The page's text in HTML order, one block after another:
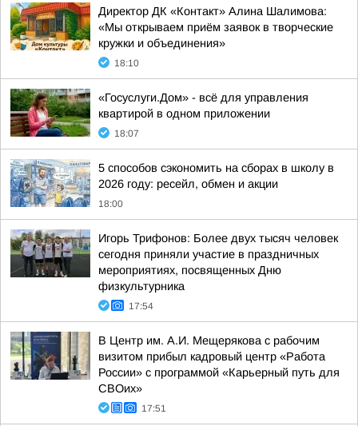
Директор ДК «Контакт» Алина Шалимова:
«Мы открываем приём заявок в творческие
кружки и объединения»
18:10
«Госуслуги.Дом» - всё для управления
квартирой в одном приложении
18:07
5 способов сэкономить на сборах в школу в
2026 году: ресейл, обмен и акции
18:00
Игорь Трифонов: Более двух тысяч человек
сегодня приняли участие в праздничных
мероприятиях, посвященных Дню
физкультурника
17:54
В Центр им. А.И. Мещерякова с рабочим
визитом прибыл кадровый центр «Работа
России» с программой «Карьерный путь для
СВОих»
17:51